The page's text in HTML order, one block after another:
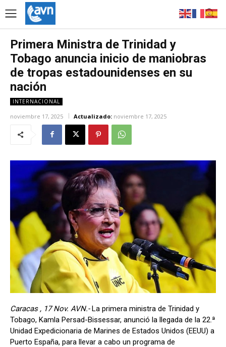
Primera Ministra de Trinidad y
Tobago anuncia inicio de maniobras
de tropas estadounidenses en su
nación
INTERNACIONAL
noviembre 17, 2025 Actualizado: noviembre 17, 2025
Caracas , 17 Nov. AVN.-La primera ministra de Trinidad y
Tobago, Kamla Persad-Bissessar, anunció la llegada de la 22.ª
Unidad Expedicionaria de Marines de Estados Unidos (EEUU) a
Puerto España, para llevar a cabo un programa de